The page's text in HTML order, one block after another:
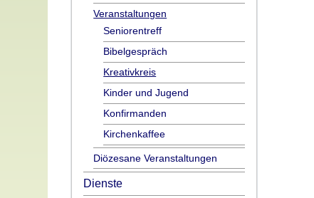
Veranstaltungen
Seniorentreff
Bibelgespräch
Kreativkreis
Kinder und Jugend
Konfirmanden
Kirchenkaffee
Diözesane Veranstaltungen
Dienste